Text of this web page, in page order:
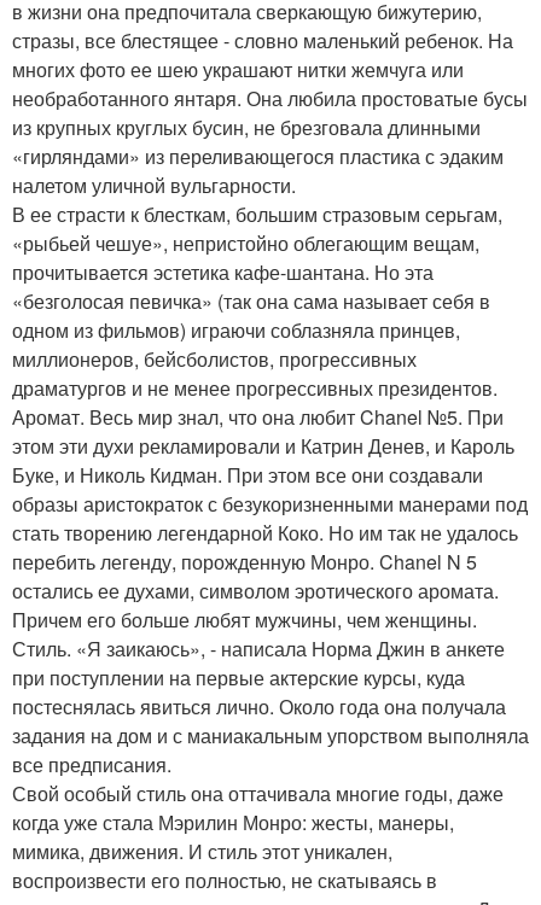
в жизни она предпочитала сверкающую бижутерию,
стразы, все блестящее - словно маленький ребенок. На
многих фото ее шею украшают нитки жемчуга или
необработанного янтаря. Она любила простоватые бусы
из крупных круглых бусин, не брезговала длинными
«гирляндами» из переливающегося пластика с эдаким
налетом уличной вульгарности.
В ее страсти к блесткам, большим стразовым серьгам,
«рыбьей чешуе», непристойно облегающим вещам,
прочитывается эстетика кафе-шантана. Но эта
«безголосая певичка» (так она сама называет себя в
одном из фильмов) играючи соблазняла принцев,
миллионеров, бейсболистов, прогрессивных
драматургов и не менее прогрессивных президентов.
Аромат. Весь мир знал, что она любит Chanel №5. При
этом эти духи рекламировали и Катрин Денев, и Кароль
Буке, и Николь Кидман. При этом все они создавали
образы аристократок с безукоризненными манерами под
стать творению легендарной Коко. Но им так не удалось
перебить легенду, порожденную Монро. Chanel N 5
остались ее духами, символом эротического аромата.
Причем его больше любят мужчины, чем женщины.
Стиль. «Я заикаюсь», - написала Норма Джин в анкете
при поступлении на первые актерские курсы, куда
постеснялась явиться лично. Около года она получала
задания на дом и с маниакальным упорством выполняла
все предписания.
Свой особый стиль она оттачивала многие годы, даже
когда уже стала Мэрилин Монро: жесты, манеры,
мимика, движения. И стиль этот уникален,
воспроизвести его полностью, не скатываясь в